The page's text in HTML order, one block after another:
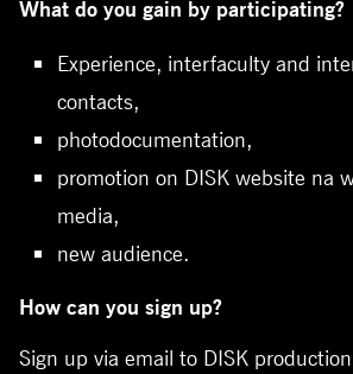
What do you gain by participating?
Experience, interfaculty and
contacts,
photodocumentation,
promotion on DISK website na
media,
new audience.
How can you sign up?
Sign up via email to DISK production